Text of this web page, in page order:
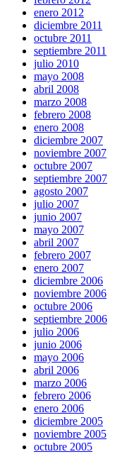
enero 2012
diciembre 2011
octubre 2011
septiembre 2011
julio 2010
mayo 2008
abril 2008
marzo 2008
febrero 2008
enero 2008
diciembre 2007
noviembre 2007
octubre 2007
septiembre 2007
agosto 2007
julio 2007
junio 2007
mayo 2007
abril 2007
febrero 2007
enero 2007
diciembre 2006
noviembre 2006
octubre 2006
septiembre 2006
julio 2006
junio 2006
mayo 2006
abril 2006
marzo 2006
febrero 2006
enero 2006
diciembre 2005
noviembre 2005
octubre 2005